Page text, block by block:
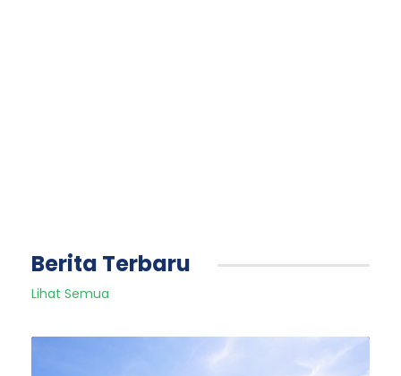
Berita Terbaru
Lihat Semua